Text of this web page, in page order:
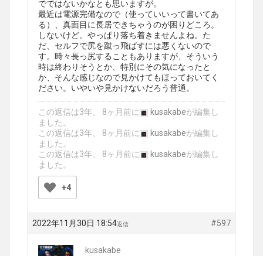
でではないかなとも思いますが。
最近は電源完備なので（使っていいって書いてあ
る）、真面目に長居できちゃうのが困りどころ。
しないけど。やっぱり落ち着きませんよね。た
だ、セルフで尻を蹴っ飛ばすには悪くないので
す。時々長っ尻することもありますが、そういう
時は終わりそうとか、特別にその気になったと
か、そんな感じなので見かけてもほっておいてく
ださい。いやいや見かけないだろう普通。
この返信は3年、 8ヶ月前に kusakabeが編集し
ました。
この返信は3年、 8ヶ月前に
kusakabeが編集し
ました。
この返信は3年、 8ヶ月前に
kusakabeが編集し
ました。
+4
2022年11月30日 18:54 #597
返信
kusakabe